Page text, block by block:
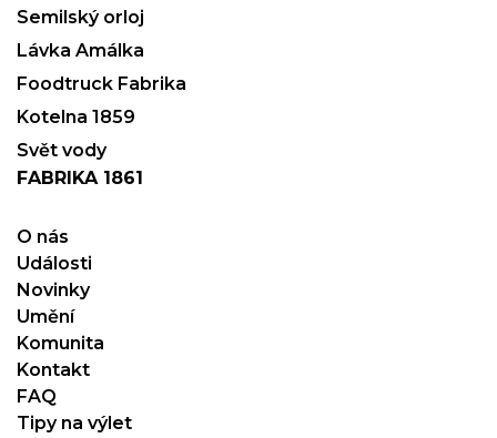
Semilský orloj
Lávka Amálka
Foodtruck Fabrika
Kotelna 1859
Svět vody
FABRIKA 1861
O nás
Události
Novinky
Umění
Komunita
Kontakt
FAQ
Tipy na výlet